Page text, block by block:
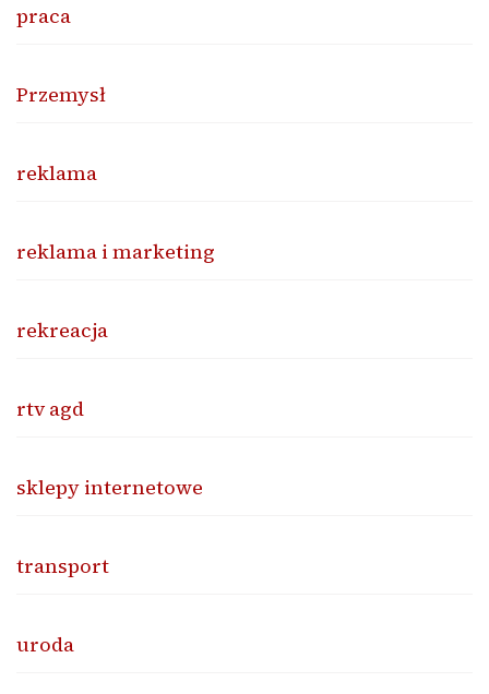
praca
Przemysł
reklama
reklama i marketing
rekreacja
rtv agd
sklepy internetowe
transport
uroda